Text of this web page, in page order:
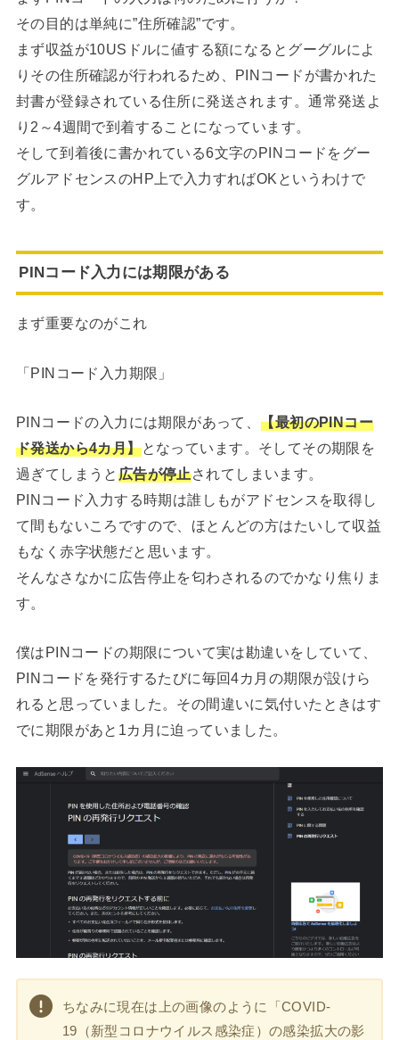
その目的は単純に”住所確認”です。
まず収益が10USドルに値する額になるとグーグルによ
りその住所確認が行われるため、PINコードが書かれた
封書が登録されている住所に発送されます。通常発送よ
り2～4週間で到着することになっています。
そして到着後に書かれている6文字のPINコードをグー
グルアドセンスのHP上で入力すればOKというわけで
す。
PINコード入力には期限がある
まず重要なのがこれ
「PINコード入力期限」
PINコードの入力には期限があって、 【最初のPINコー
ド発送から4カ月】となっています。そしてその期限を
過ぎてしまうと 広告が停止されてしまいます。
PINコード入力する時期は誰しもがアドセンスを取得し
て間もないころですので、ほとんどの方はたいして収益
もなく赤字状態だと思います。
そんなさなかに広告停止を匂わされるのでかなり焦りま
す。
僕はPINコードの期限について実は勘違いをしていて、
PINコードを発行するたびに毎回4カ月の期限が設けら
れると思っていました。その間違いに気付いたときはす
でに期限があと1カ月に迫っていました。
ちなみに現在は上の画像のように「COVID-
19（新型コロナウイルス感染症）の感染拡大の影